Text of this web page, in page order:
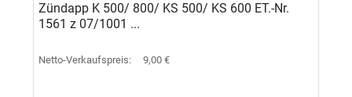
Zündapp K 500/ 800/ KS 500/ KS 600 ET.-Nr.
1561 z 07/1001 ...
Netto-Verkaufspreis: 9,00 €